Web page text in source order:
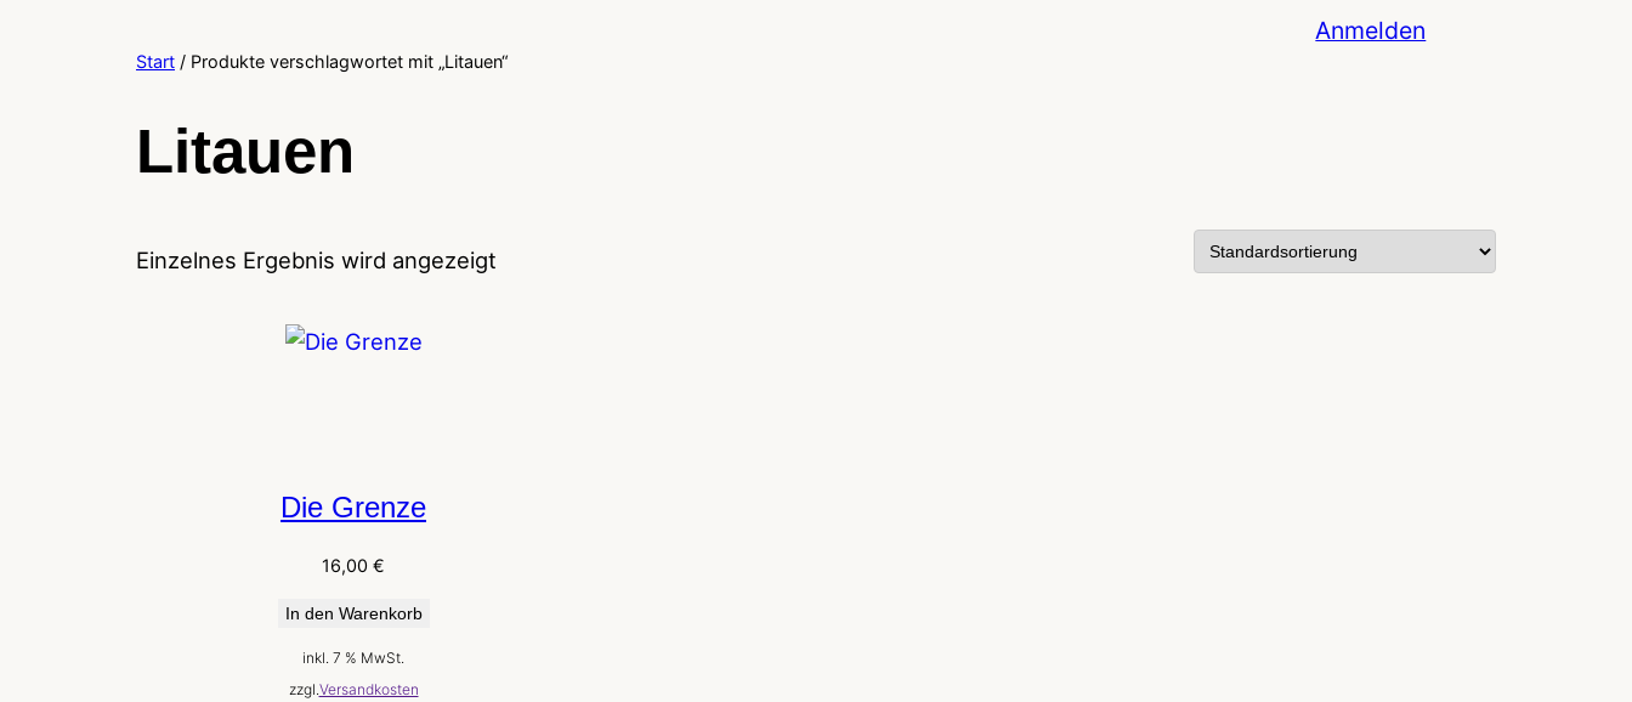
Anmelden
Start / Produkte verschlagwortet mit „Litauen“
Litauen
Einzelnes Ergebnis wird angezeigt
Die Grenze
16,00 €
In den Warenkorb
inkl. 7 % MwSt.
zzgl. Versandkosten